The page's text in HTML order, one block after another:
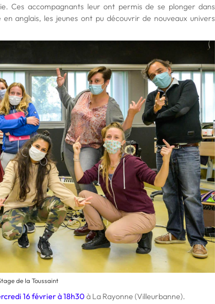
Ces accompagnants leur ont permis de se plonger dans
anglais, les jeunes ont pu découvrir de nouveaux univers
de la Toussaint
16 févrierà 18h30 à La Rayonne (Villeurbanne).